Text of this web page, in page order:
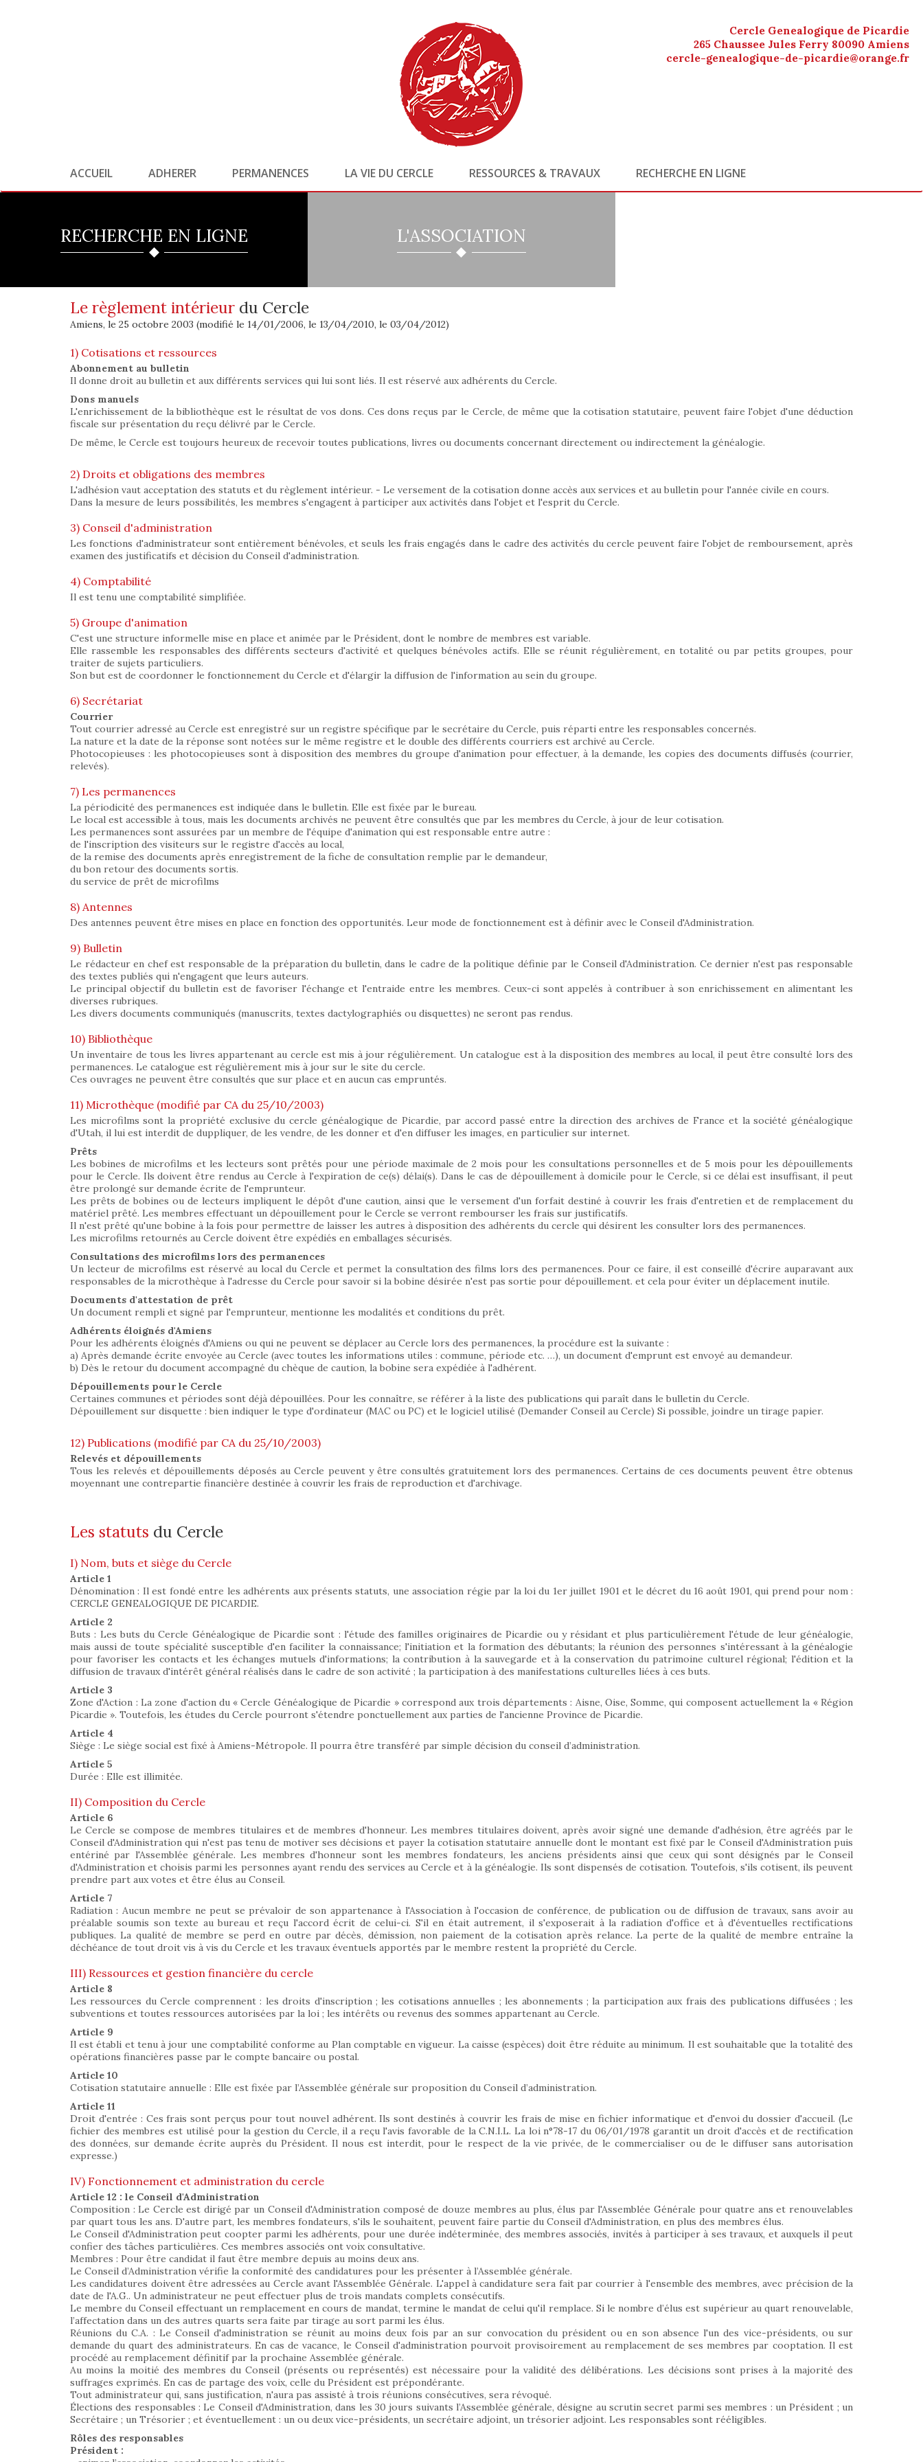
Cercle Genealogique de Picardie
265 Chaussee Jules Ferry 80090 Amiens
cercle-genealogique-de-picardie@orange.fr
ACCUEIL ADHERER PERMANENCES LA VIE DU CERCLE RESSOURCES & TRAVAUX RECHERCHE EN LIGNE
RECHERCHE EN LIGNE L'ASSOCIATION
Le règlement intérieur du Cercle
Amiens, le 25 octobre 2003 (modifié le 14/01/2006, le 13/04/2010, le 03/04/2012)
1) Cotisations et ressources
Abonnement au bulletin
Il donne droit au bulletin et aux différents services qui lui sont liés. Il est réservé aux adhérents du Cercle.
Dons manuels
L'enrichissement de la bibliothèque est le résultat de vos dons. Ces dons reçus par le Cercle, de même que la cotisation statutaire, peuvent faire l'objet d'une déduction
fiscale sur présentation du reçu délivré par le Cercle.
De même, le Cercle est toujours heureux de recevoir toutes publications, livres ou documents concernant directement ou indirectement la généalogie.
2) Droits et obligations des membres
L'adhésion vaut acceptation des statuts et du règlement intérieur. - Le versement de la cotisation donne accès aux services et au bulletin pour l'année civile en cours.
Dans la mesure de leurs possibilités, les membres s'engagent à participer aux activités dans l'objet et l'esprit du Cercle.
3) Conseil d'administration
Les fonctions d'administrateur sont entièrement bénévoles, et seuls les frais engagés dans le cadre des activités du cercle peuvent faire l'objet de remboursement, après
examen des justificatifs et décision du Conseil d'administration.
4) Comptabilité
Il est tenu une comptabilité simplifiée.
5) Groupe d'animation
C'est une structure informelle mise en place et animée par le Président, dont le nombre de membres est variable.
Elle rassemble les responsables des différents secteurs d'activité et quelques bénévoles actifs. Elle se réunit régulièrement, en totalité ou par petits groupes, pour
traiter de sujets particuliers.
Son but est de coordonner le fonctionnement du Cercle et d'élargir la diffusion de l'information au sein du groupe.
6) Secrétariat
Courrier
Tout courrier adressé au Cercle est enregistré sur un registre spécifique par le secrétaire du Cercle, puis réparti entre les responsables concernés.
La nature et la date de la réponse sont notées sur le même registre et le double des différents courriers est archivé au Cercle.
Photocopieuses : les photocopieuses sont à disposition des membres du groupe d'animation pour effectuer, à la demande, les copies des documents diffusés (courrier,
relevés).
7) Les permanences
La périodicité des permanences est indiquée dans le bulletin. Elle est fixée par le bureau.
Le local est accessible à tous, mais les documents archivés ne peuvent être consultés que par les membres du Cercle, à jour de leur cotisation.
Les permanences sont assurées par un membre de l'équipe d'animation qui est responsable entre autre :
de l'inscription des visiteurs sur le registre d'accès au local,
de la remise des documents après enregistrement de la fiche de consultation remplie par le demandeur,
du bon retour des documents sortis.
du service de prêt de microfilms
8) Antennes
Des antennes peuvent être mises en place en fonction des opportunités. Leur mode de fonctionnement est à définir avec le Conseil d'Administration.
9) Bulletin
Le rédacteur en chef est responsable de la préparation du bulletin, dans le cadre de la politique définie par le Conseil d'Administration. Ce dernier n'est pas responsable
des textes publiés qui n'engagent que leurs auteurs.
Le principal objectif du bulletin est de favoriser l'échange et l'entraide entre les membres. Ceux-ci sont appelés à contribuer à son enrichissement en alimentant les
diverses rubriques.
Les divers documents communiqués (manuscrits, textes dactylographiés ou disquettes) ne seront pas rendus.
10) Bibliothèque
Un inventaire de tous les livres appartenant au cercle est mis à jour régulièrement. Un catalogue est à la disposition des membres au local, il peut être consulté lors des
permanences. Le catalogue est régulièrement mis à jour sur le site du cercle.
Ces ouvrages ne peuvent être consultés que sur place et en aucun cas empruntés.
11) Microthèque (modifié par CA du 25/10/2003)
Les microfilms sont la propriété exclusive du cercle généalogique de Picardie, par accord passé entre la direction des archives de France et la société généalogique
d'Utah, il lui est interdit de duppliquer, de les vendre, de les donner et d'en diffuser les images, en particulier sur internet.
Prêts
Les bobines de microfilms et les lecteurs sont prêtés pour une période maximale de 2 mois pour les consultations personnelles et de 5 mois pour les dépouillements
pour le Cercle. Ils doivent être rendus au Cercle à l'expiration de ce(s) délai(s). Dans le cas de dépouillement à domicile pour le Cercle, si ce délai est insuffisant, il peut
être prolongé sur demande écrite de l'emprunteur.
Les prêts de bobines ou de lecteurs impliquent le dépôt d'une caution, ainsi que le versement d'un forfait destiné à couvrir les frais d'entretien et de remplacement du
matériel prêté. Les membres effectuant un dépouillement pour le Cercle se verront rembourser les frais sur justificatifs.
Il n'est prêté qu'une bobine à la fois pour permettre de laisser les autres à disposition des adhérents du cercle qui désirent les consulter lors des permanences.
Les microfilms retournés au Cercle doivent être expédiés en emballages sécurisés.
Consultations des microfilms lors des permanences
Un lecteur de microfilms est réservé au local du Cercle et permet la consultation des films lors des permanences. Pour ce faire, il est conseillé d'écrire auparavant aux
responsables de la microthèque à l'adresse du Cercle pour savoir si la bobine désirée n'est pas sortie pour dépouillement. et cela pour éviter un déplacement inutile.
Documents d'attestation de prêt
Un document rempli et signé par l'emprunteur, mentionne les modalités et conditions du prêt.
Adhérents éloignés d'Amiens
Pour les adhérents éloignés d'Amiens ou qui ne peuvent se déplacer au Cercle lors des permanences, la procédure est la suivante :
a) Après demande écrite envoyée au Cercle (avec toutes les informations utiles : commune, période etc. …), un document d'emprunt est envoyé au demandeur.
b) Dès le retour du document accompagné du chèque de caution, la bobine sera expédiée à l'adhérent.
Dépouillements pour le Cercle
Certaines communes et périodes sont déjà dépouillées. Pour les connaître, se référer à la liste des publications qui paraît dans le bulletin du Cercle.
Dépouillement sur disquette : bien indiquer le type d'ordinateur (MAC ou PC) et le logiciel utilisé (Demander Conseil au Cercle) Si possible, joindre un tirage papier.
12) Publications (modifié par CA du 25/10/2003)
Relevés et dépouillements
Tous les relevés et dépouillements déposés au Cercle peuvent y être consultés gratuitement lors des permanences. Certains de ces documents peuvent être obtenus
moyennant une contrepartie financière destinée à couvrir les frais de reproduction et d'archivage.
Les statuts du Cercle
I) Nom, buts et siège du Cercle
Article 1
Dénomination : Il est fondé entre les adhérents aux présents statuts, une association régie par la loi du 1er juillet 1901 et le décret du 16 août 1901, qui prend pour nom :
CERCLE GENEALOGIQUE DE PICARDIE.
Article 2
Buts : Les buts du Cercle Généalogique de Picardie sont : l'étude des familles originaires de Picardie ou y résidant et plus particulièrement l'étude de leur généalogie,
mais aussi de toute spécialité susceptible d'en faciliter la connaissance; l'initiation et la formation des débutants; la réunion des personnes s'intéressant à la généalogie
pour favoriser les contacts et les échanges mutuels d'informations; la contribution à la sauvegarde et à la conservation du patrimoine culturel régional; l'édition et la
diffusion de travaux d'intérêt général réalisés dans le cadre de son activité ; la participation à des manifestations culturelles liées à ces buts.
Article 3
Zone d'Action : La zone d'action du « Cercle Généalogique de Picardie » correspond aux trois départements : Aisne, Oise, Somme, qui composent actuellement la « Région
Picardie ». Toutefois, les études du Cercle pourront s'étendre ponctuellement aux parties de l'ancienne Province de Picardie.
Article 4
Siège : Le siège social est fixé à Amiens-Métropole. Il pourra être transféré par simple décision du conseil d’administration.
Article 5
Durée : Elle est illimitée.
II) Composition du Cercle
Article 6
Le Cercle se compose de membres titulaires et de membres d'honneur. Les membres titulaires doivent, après avoir signé une demande d'adhésion, être agréés par le
Conseil d'Administration qui n'est pas tenu de motiver ses décisions et payer la cotisation statutaire annuelle dont le montant est fixé par le Conseil d'Administration puis
entériné par l'Assemblée générale. Les membres d'honneur sont les membres fondateurs, les anciens présidents ainsi que ceux qui sont désignés par le Conseil
d'Administration et choisis parmi les personnes ayant rendu des services au Cercle et à la généalogie. Ils sont dispensés de cotisation. Toutefois, s'ils cotisent, ils peuvent
prendre part aux votes et être élus au Conseil.
Article 7
Radiation : Aucun membre ne peut se prévaloir de son appartenance à l'Association à l'occasion de conférence, de publication ou de diffusion de travaux, sans avoir au
préalable soumis son texte au bureau et reçu l'accord écrit de celui-ci. S'il en était autrement, il s'exposerait à la radiation d'office et à d'éventuelles rectifications
publiques. La qualité de membre se perd en outre par décès, démission, non paiement de la cotisation après relance. La perte de la qualité de membre entraîne la
déchéance de tout droit vis à vis du Cercle et les travaux éventuels apportés par le membre restent la propriété du Cercle.
III) Ressources et gestion financière du cercle
Article 8
Les ressources du Cercle comprennent : les droits d'inscription ; les cotisations annuelles ; les abonnements ; la participation aux frais des publications diffusées ; les
subventions et toutes ressources autorisées par la loi ; les intérêts ou revenus des sommes appartenant au Cercle.
Article 9
Il est établi et tenu à jour une comptabilité conforme au Plan comptable en vigueur. La caisse (espèces) doit être réduite au minimum. Il est souhaitable que la totalité des
opérations financières passe par le compte bancaire ou postal.
Article 10
Cotisation statutaire annuelle : Elle est fixée par l’Assemblée générale sur proposition du Conseil d’administration.
Article 11
Droit d'entrée : Ces frais sont perçus pour tout nouvel adhérent. Ils sont destinés à couvrir les frais de mise en fichier informatique et d'envoi du dossier d'accueil. (Le
fichier des membres est utilisé pour la gestion du Cercle, il a reçu l'avis favorable de la C.N.I.L. La loi n°78-17 du 06/01/1978 garantit un droit d'accès et de rectification
des données, sur demande écrite auprès du Président. Il nous est interdit, pour le respect de la vie privée, de le commercialiser ou de le diffuser sans autorisation
expresse.)
IV) Fonctionnement et administration du cercle
Article 12 : le Conseil d'Administration
Composition : Le Cercle est dirigé par un Conseil d'Administration composé de douze membres au plus, élus par l'Assemblée Générale pour quatre ans et renouvelables
par quart tous les ans. D'autre part, les membres fondateurs, s'ils le souhaitent, peuvent faire partie du Conseil d'Administration, en plus des membres élus.
Le Conseil d'Administration peut coopter parmi les adhérents, pour une durée indéterminée, des membres associés, invités à participer à ses travaux, et auxquels il peut
confier des tâches particulières. Ces membres associés ont voix consultative.
Membres : Pour être candidat il faut être membre depuis au moins deux ans.
Le Conseil d’Administration vérifie la conformité des candidatures pour les présenter à l’Assemblée générale.
Les candidatures doivent être adressées au Cercle avant l'Assemblée Générale. L'appel à candidature sera fait par courrier à l'ensemble des membres, avec précision de la
date de l'A.G.. Un administrateur ne peut effectuer plus de trois mandats complets consécutifs.
Le membre du Conseil effectuant un remplacement en cours de mandat, termine le mandat de celui qu'il remplace. Si le nombre d’élus est supérieur au quart renouvelable,
l’affectation dans un des autres quarts sera faite par tirage au sort parmi les élus.
Réunions du C.A. : Le Conseil d'administration se réunit au moins deux fois par an sur convocation du président ou en son absence l'un des vice-présidents, ou sur
demande du quart des administrateurs. En cas de vacance, le Conseil d'administration pourvoit provisoirement au remplacement de ses membres par cooptation. Il est
procédé au remplacement définitif par la prochaine Assemblée générale.
Au moins la moitié des membres du Conseil (présents ou représentés) est nécessaire pour la validité des délibérations. Les décisions sont prises à la majorité des
suffrages exprimés. En cas de partage des voix, celle du Président est prépondérante.
Tout administrateur qui, sans justification, n'aura pas assisté à trois réunions consécutives, sera révoqué.
Élections des responsables : Le Conseil d'Administration, dans les 30 jours suivants l’Assemblée générale, désigne au scrutin secret parmi ses membres : un Président ; un
Secrétaire ; un Trésorier ; et éventuellement : un ou deux vice-présidents, un secrétaire adjoint, un trésorier adjoint. Les responsables sont rééligibles.
Rôles des responsables
Président :